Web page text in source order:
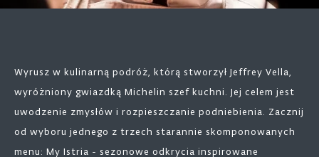
Wyrusz w kulinarną podróż, którą stworzył Jeffrey Vella,
wyróżniony gwiazdką Michelin szef kuchni. Jej celem jest
uwodzenie zmysłów i rozpieszczanie podniebienia. Zacznij
od wyboru jednego z trzech starannie skomponowanych
menu: My Istria - sezonowe odkrycia inspirowane